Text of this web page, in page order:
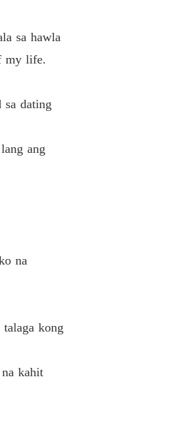
sa hawla
my life.
sa dating
ang
na
kong
kahit